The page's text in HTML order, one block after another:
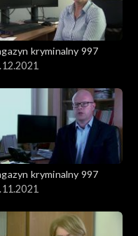
kryminalny 997
kryminalny 997